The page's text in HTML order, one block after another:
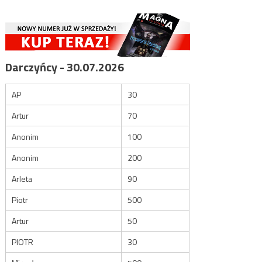
Darczyńcy - 30.07.2026
AP
30
Artur
70
Anonim
100
Anonim
200
Arleta
90
Piotr
500
Artur
50
PIOTR
30